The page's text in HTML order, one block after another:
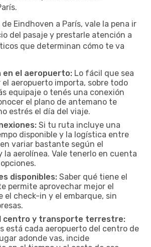
Eindhoven a París, vale la pena ir
del pasaje y prestarle atención a
que determinan cómo te va
en el aeropuerto: Lo fácil que sea
el aeropuerto importa, sobre todo
equipaje o tenés una conexión
el plano de antemano te
estrés el día del viaje.
Si tu ruta incluye una
disponible y la logística entre
variar bastante según el
la aerolínea. Vale tenerlo en cuenta
disponibles: Saber qué tiene el
permite aprovechar mejor el
el check-in y el embarque, sin
centro y transporte terrestre:
está cada aeropuerto del centro de
adonde vas, incide